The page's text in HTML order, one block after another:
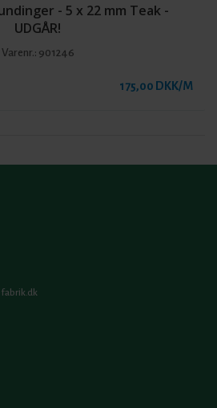
- 5 x 22 mm Teak -
UDGÅR!
Varenr.: 901246
175,00 DKK/M